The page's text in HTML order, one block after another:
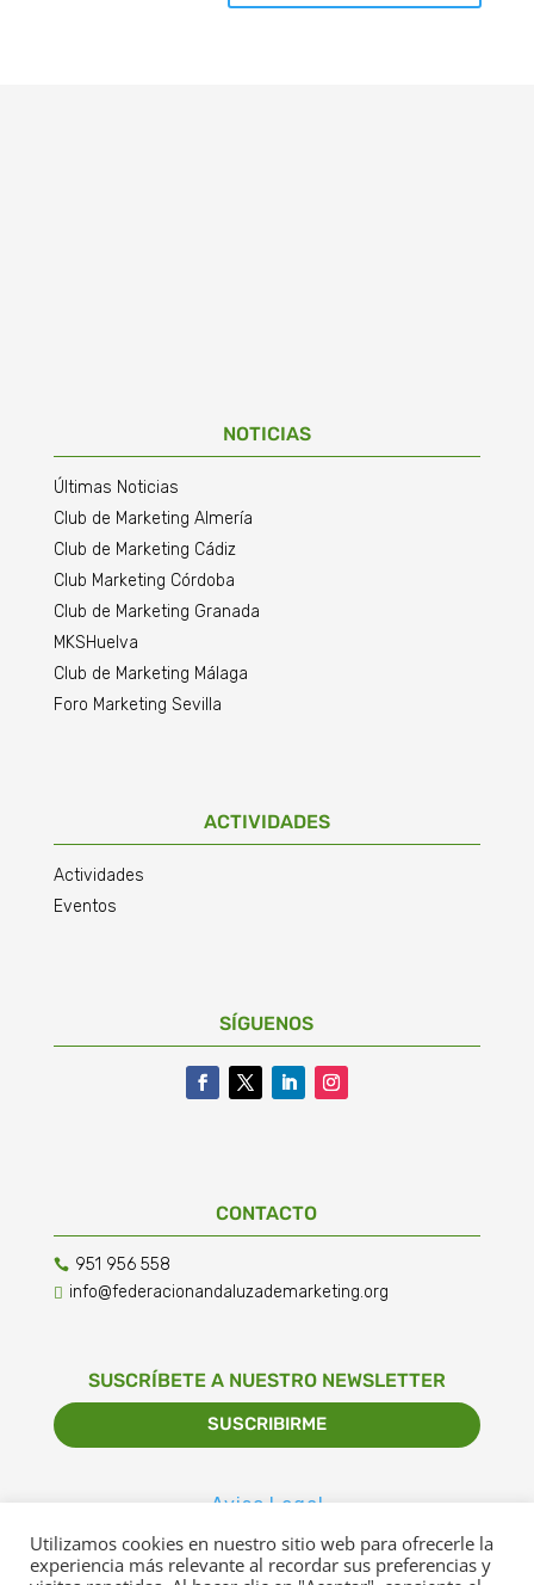
NOTICIAS
Últimas Noticias
Club de Marketing Almería
Club de Marketing Cádiz
Club Marketing Córdoba
Club de Marketing Granada
MKSHuelva
Club de Marketing Málaga
Foro Marketing Sevilla
ACTIVIDADES
Actividades
Eventos
SÍGUENOS
CONTACTO
 951 956 558
 info@federacionandaluzademarketing.org
SUSCRÍBETE A NUESTRO NEWSLETTER
SUSCRIBIRME
Aviso Legal
Política de Privacidad
Utilizamos cookies en nuestro sitio web para ofrecerle la
experiencia más relevante al recordar sus preferencias y